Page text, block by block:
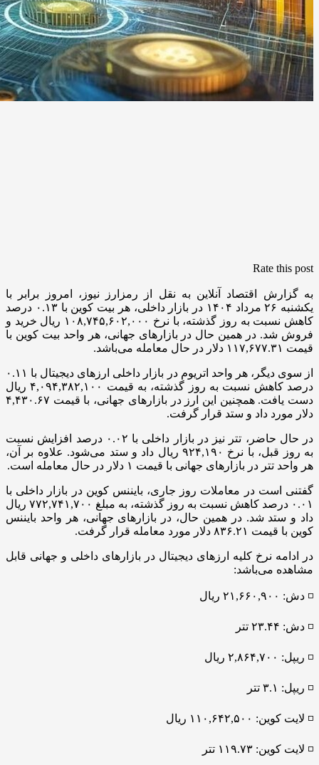
Rate this post
به گزارش اقتصاد آنلاین به نقل از رمزارز نیوز، امروز برابر با
یکشنبه ۲۶ مرداد ۱۴۰۴ در بازار داخلی، هر بیت کوین با ۰.۱۳ درصد
کاهش نسبت به روز گذشته، با نرخ ۱۰۸,۷۴۵,۶۰۲,۰۰۰ ریال خرید و
فروش شد. در همین حال در بازار‌های جهانی، هر واحد بیت کوین با
قیمت ۱۱۷,۶۷۷.۳۱ دلار در حال معامله می‌باشد.
از سوی دیگر، هر واحد اتریوم در بازار داخلی ارز‌های دیجیتال با ۰.۱۱
درصد کاهش نسبت به روز گذشته، به قیمت ۴,۰۹۴,۳۸۲,۱۰۰ ریال
دست یافت. همچنین این ارز در بازار‌های جهانی، با قیمت ۴,۴۳۰.۶۷
دلار مورد داد و ستد قرار گرفت.
در حال حاضر، تتر نیز در بازار داخلی با ۰.۰۲ درصد افزایش نسبت
به روز قبل، با نرخ ۹۲۴,۱۹۰ ریال داد و ستد می‌شود. علاوه بر آن،
هر واحد تتر در بازار‌های جهانی با قیمت ۱ دلار در حال معامله است.
گفتنی است در معاملات روز جاری، بایننس کوین در بازار داخلی با
۰.۰۱ درصد کاهش نسبت به روز گذشته، به مبلغ ۷۷۲,۷۴۱,۷۰۰ ریال
داد و ستد شد. در همین حال، در بازار‌های جهانی، هر واحد بایننس
کوین با قیمت ۸۳۶.۲۱ دلار مورد معامله قرار گرفت.
در ادامه نرخ کلیه ارز‌های دیجیتال در بازار‌های داخلی و جهانی قابل
مشاهده می‌باشد:
◽️ دش: ۲۱,۶۶۰,۹۰۰ ریال
◽️ دش: ۲۳.۴۴ تتر
◽️ ریپل: ۲,۸۶۴,۷۰۰ ریال
◽️ ریپل: ۳.۱ تتر
◽️ لایت کوین: ۱۱۰,۶۴۲,۵۰۰ ریال
◽️ لایت کوین: ۱۱۹.۷۳ تتر